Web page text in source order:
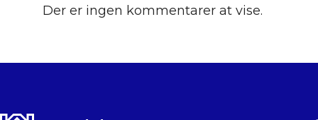
Der er ingen kommentarer at vise.